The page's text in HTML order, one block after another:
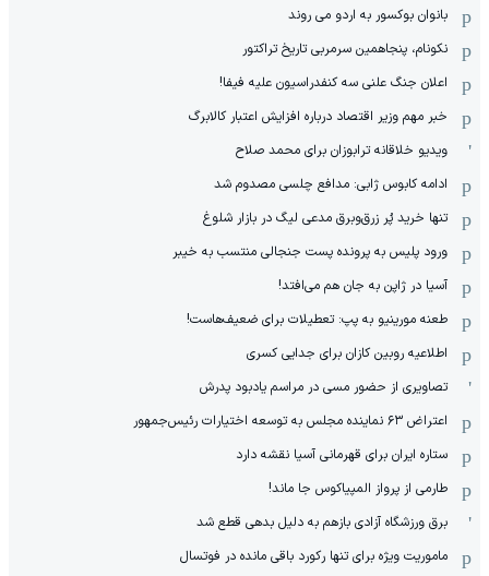
بانوان بوکسور به اردو می روند
نکونام، پنجاهمین سرمربی تاریخ تراکتور
اعلان جنگ علنی سه کنفدراسیون علیه فیفا!
خبر مهم وزیر اقتصاد درباره افزایش اعتبار کالابرگ
ویدیو خلاقانه ترابوزان برای محمد صلاح
ادامه کابوس ژابی: مدافع چلسی مصدوم شد
تنها خرید پُر زرق‌وبرق مدعی لیگ در بازار شلوغ
ورود پلیس به پرونده پست جنجالی منتسب به خیبر
آسیا در ژاپن به جان هم می‌افتد!
طعنه مورینیو به پپ: تعطیلات برای ضعیف‌هاست!
اطلاعیه روبین کازان برای جدایی کسری
تصاویری از حضور مسی در مراسم یادبود پدرش
اعتراض ۶۳ نماینده مجلس به توسعه اختیارات رئیس‌جمهور
ستاره ایران برای قهرمانی آسیا نقشه دارد
طارمی از پرواز المپیاکوس جا ماند!
برق ورزشگاه آزادی بازهم به دلیل بدهی قطع شد
ماموریت ویژه برای تنها رکورد باقی مانده در فوتسال